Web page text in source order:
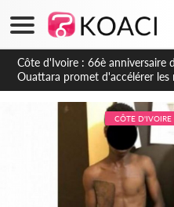
CÔTE D'IVOIRE